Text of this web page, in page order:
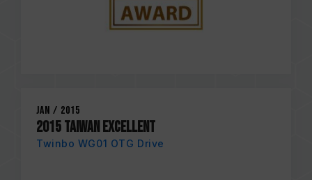
Jan / 2015
2015 TAIWAN EXCELLENT
Twinbo WG01 OTG Drive